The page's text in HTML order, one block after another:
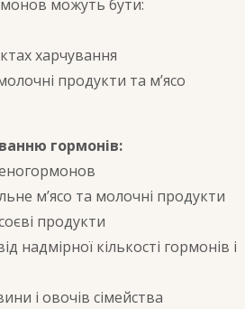
можуть бути:
харчування
продукти та м’ясо
гормонів:
м’ясо та молочні продукти
продукти
надмірної кількості гормонів і
і овочів сімейства